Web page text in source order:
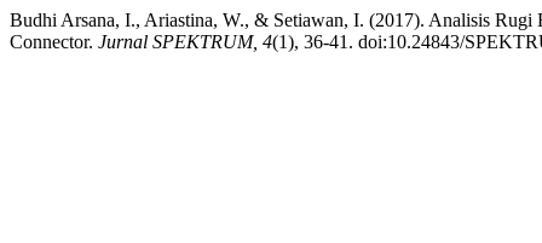
Budhi Arsana, I., Ariastina, W., & Setiawan, I. (2017). Analisis Rugi
Connector. Jurnal SPEKTRUM, 4(1), 36-41. doi:10.24843/